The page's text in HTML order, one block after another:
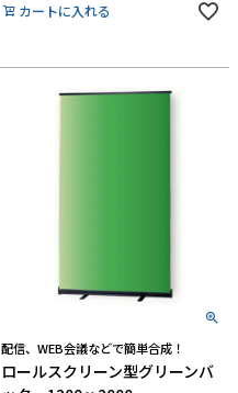
カートに入れる
配信、WEB会議などで簡単合成！
ロールスクリーン型グリーンバ